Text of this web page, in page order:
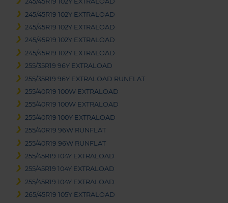
245/45R19 102Y EXTRALOAD
245/45R19 102Y EXTRALOAD
245/45R19 102Y EXTRALOAD
245/45R19 102Y EXTRALOAD
255/35R19 96Y EXTRALOAD
255/35R19 96Y EXTRALOAD RUNFLAT
255/40R19 100W EXTRALOAD
255/40R19 100W EXTRALOAD
255/40R19 100Y EXTRALOAD
255/40R19 96W RUNFLAT
255/40R19 96W RUNFLAT
255/45R19 104Y EXTRALOAD
255/45R19 104Y EXTRALOAD
255/45R19 104Y EXTRALOAD
265/45R19 105Y EXTRALOAD